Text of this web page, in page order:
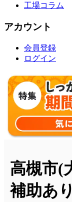
工場コラム
アカウント
会員登録
ログイン
高槻市(
補助あ